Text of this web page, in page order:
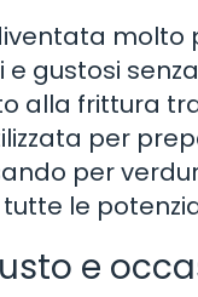
molto
gustosi
alla frittura
per
per
le
e